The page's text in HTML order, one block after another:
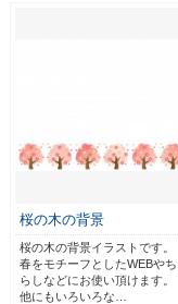
桜の木の背景
桜の木の背景イラストです。
春をモチーフとしたWEBやち
らしなどにお使い頂けます。
他にもいろいろな…